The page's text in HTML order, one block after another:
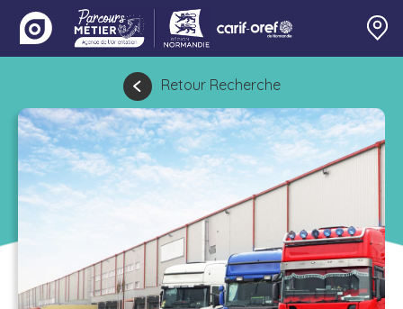
Retour Recherche